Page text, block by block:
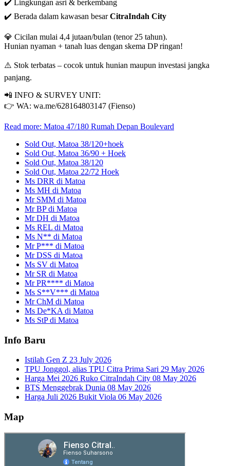
✔️ Lingkungan asri & berkembang
✔️ Berada dalam kawasan besarCitraIndah City
💎 Cicilan mulai 4,4 jutaan/bulan (tenor 25 tahun).
Hunian nyaman + tanah luas dengan skema DP ringan!
⚠️ Stok terbatas – cocok untuk hunian maupun investasi jangka
panjang.
📲 INFO & SURVEY UNIT:
👉 WA: wa.me/628164803147 (Fienso)
Read more: Matoa 47/180 Rumah Depan Boulevard
Sold Out, Matoa 38/120+hoek
Sold Out, Matoa 36/90 + Hoek
Sold Out, Matoa 38/120
Sold Out, Matoa 22/72 Hoek
Ms DRR di Matoa
Ms MH di Matoa
Mr SMM di Matoa
Mr BP di Matoa
Mr DH di Matoa
Ms REL di Matoa
Ms N** di Matoa
Mr P*** di Matoa
Mr DSS di Matoa
Ms SV di Matoa
Mr SR di Matoa
Mr PR**** di Matoa
Ms S**V*** di Matoa
Mr ChM di Matoa
Ms De*KA di Matoa
Ms StP di Matoa
Info Baru
Istilah Gen Z 23 July 2026
TPU Jonggol, alias TPU Citra Prima Sari 29 May 2026
Harga Mei 2026 Ruko CitraIndah City 08 May 2026
BTS Menggebrak Dunia 08 May 2026
Harga Juli 2026 Bukit Viola 06 May 2026
Map